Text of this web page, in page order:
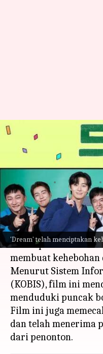
'Dream' telah menciptakan
Box office:
dibintangi
menciptakan
menulis Bob Apr 28, 2023
Apa ceritanya
Drama olahraga
dirilis pada hari
membuat
Menurut Sistem
(KOBIS), film ini
menduduki puncak
Film ini juga
dan telah menerima